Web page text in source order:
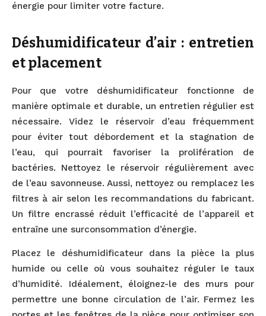
énergie pour limiter votre facture.
Déshumidificateur d’air : entretien
et placement
Pour que votre déshumidificateur fonctionne de
manière optimale et durable, un entretien régulier est
nécessaire. Videz le réservoir d’eau fréquemment
pour éviter tout débordement et la stagnation de
l’eau, qui pourrait favoriser la prolifération de
bactéries. Nettoyez le réservoir régulièrement avec
de l’eau savonneuse. Aussi, nettoyez ou remplacez les
filtres à air selon les recommandations du fabricant.
Un filtre encrassé réduit l’efficacité de l’appareil et
entraîne une surconsommation d’énergie.
Placez le déshumidificateur dans la pièce la plus
humide ou celle où vous souhaitez réguler le taux
d’humidité. Idéalement, éloignez-le des murs pour
permettre une bonne circulation de l’air. Fermez les